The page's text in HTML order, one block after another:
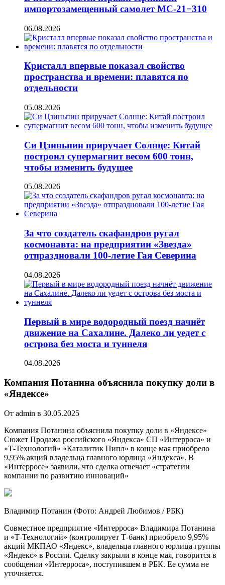
импортозамещенный самолет МС-21−310
06.08.2026
Кристалл впервые показал свойство
пространства и времени: плавятся по
отдельности
05.08.2026
Си Цзиньпин приручает Солнце: Китай
построил супермагнит весом 600 тонн,
чтобы изменить будущее
05.08.2026
За что создатель скафандров ругал
космонавта: на предприятии «Звезда»
отпраздновали 100-летие Гая Северина
04.08.2026
Первый в мире водородный поезд начнёт
движение на Сахалине. Далеко ли уедет с
острова без моста и туннеля
04.08.2026
Компания Потанина объяснила покупку доли в
«Яндексе»
От admin в 30.05.2025
Компания Потанина объяснила покупку доли в «Яндексе»
Сюжет Продажа российского «Яндекса» СП «Интерроса» и
«Т-Технологий» «Каталитик Пипл» в конце мая приобрело
9,95% акций владельца главного юрлица «Яндекса». В
«Интерросе» заявили, что сделка отвечает «стратегии
компании по развитию инноваций»
Владимир Потанин (Фото: Андрей Любимов / РБК)
Совместное предприятие «Интерроса» Владимира Потанина
и «Т-Технологий» (контролирует Т-банк) приобрело 9,95%
акций МКПАО «Яндекс», владельца главного юрлица группы
«Яндекс» в России. Сделку закрыли в конце мая, говорится в
сообщении «Интерроса», поступившем в РБК. Ее сумма не
уточняется.